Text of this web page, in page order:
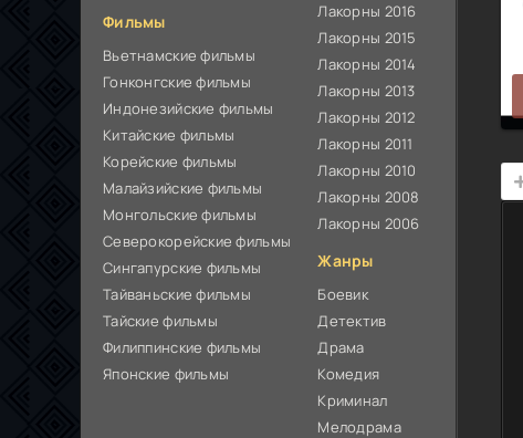
Фильмы
Вьетнамские фильмы
Гонконгские фильмы
Индонезийские фильмы
Китайские фильмы
Корейские фильмы
Малайзийские фильмы
Монгольские фильмы
Северокорейские фильмы
Сингапурские фильмы
Тайваньские фильмы
Тайские фильмы
Филиппинские фильмы
Японские фильмы
Лакорны 2016
Лакорны 2015
Лакорны 2014
Лакорны 2013
Лакорны 2012
Лакорны 2011
Лакорны 2010
Лакорны 2008
Лакорны 2006
Жанры
Боевик
Детектив
Драма
Комедия
Криминал
Мелодрама